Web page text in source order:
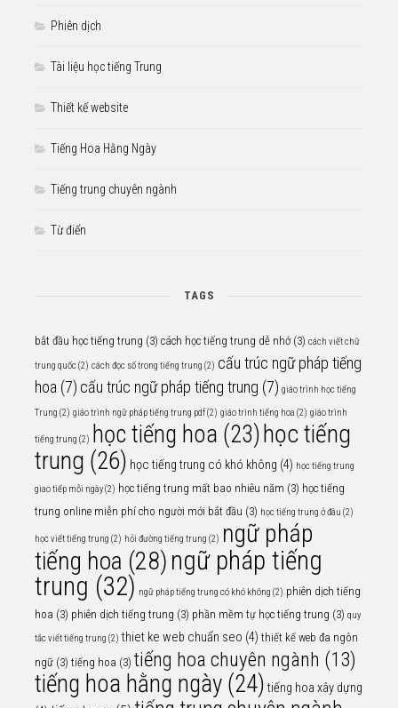
Phiên dịch
Tài liệu học tiếng Trung
Thiết kế website
Tiếng Hoa Hằng Ngày
Tiếng trung chuyên ngành
Từ điển
TAGS
bắt đầu học tiếng trung (3) cách học tiếng trung dễ nhớ(3) cách viết chữ
trung quốc(2) cách đọc số trong tiếng trung (2) cấu trúc ngữ pháp tiếng
hoa (7) cấu trúc ngữ pháp tiếng trung (7) giáo trình học tiếng
Trung (2) giáo trình ngữ pháp tiếng trung pdf(2) giáo trình tiếng hoa (2) giáo trình
tiếng trung (2) học tiếng hoa (23)học tiếng
trung (26) học tiếng trung có khó không (4) học tiếng trung
giao tiếp mỗi ngày(2) học tiếng trung mất bao nhiêu năm (3) học tiếng
trung online miễn phí cho người mới bắt đầu (3) học tiếng trung ở đâu (2)
học viết tiếng trung (2) hỏi đường tiếng trung (2) ngữ pháp
tiếng hoa (28) ngữ pháp tiếng
trung (32) ngữ pháp tiếng trung có khó không (2) phiên dịch tiếng
hoa (3) phiên dịch tiếng trung (3) phần mềm tự học tiếng trung (3) quy
tắc viết tiếng trung (2) thiet ke web chuẩn seo (4) thiết kế web đa ngôn
ngữ (3) tiếng hoa (3) tiếng hoa chuyên ngành (13)
tiếng hoa hằng ngày (24) tiếng hoa xây dựng